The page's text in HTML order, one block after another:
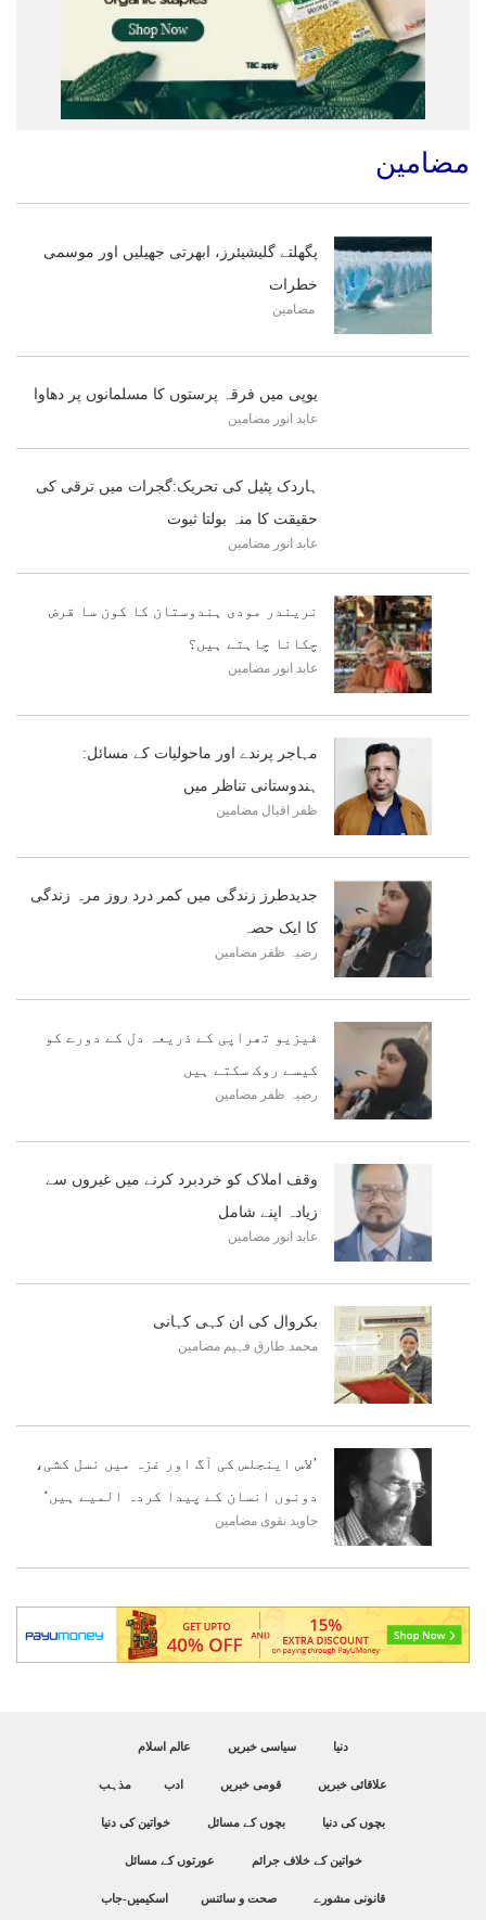
مضامین
پگھلتے گلیشیئرز، ابھرتی جھیلیں اور موسمی
خطرات
مضامین
یوپی میں فرقہ پرستوں کا مسلمانوں پر دھاوا
عابد انور مضامین
ہاردک پٹیل کی تحریک:گجرات میں ترقی کی
حقیقت کا منہ بولتا ثبوت
عابد انور مضامین
نریندر مودی ہندوستان کا کون سا قرض
چکانا چاہتے ہیں؟
عابد انور مضامین
مہاجر پرندے اور ماحولیات کے مسائل:
ہندوستانی تناظر میں
ظفر اقبال مضامین
جدیدطرز زندگی میں کمر درد روز مرہ زندگی
کا ایک حصہ
رضیہ ظفر مضامین
فیزیو تھراپی کے ذریعہ دل کے دورے کو
کیسے روک سکتے ہیں
رضیہ ظفر مضامین
وقف املاک کو خردبرد کرنے میں غیروں سے
زیادہ اپنے شامل
عابد انور مضامین
بکروال کی ان کہی کہانی
محمد طارق فہیم مضامین
’لاس اینجلس کی آگ اور غزہ میں نسل کشی،
دونوں انسان کے پیدا کردہ المیے ہیں‘
جاوید نقوی مضامین
دنیا سیاسی خبریں عالم اسلام
علاقائی خبریں قومی خبریں ادب مذہب
بچوں کی دنیا بچوں کے مسائل خواتین کی دنیا
خواتین کے خلاف جرائم عورتوں کے مسائل
قانونی مشورے صحت و سائنس اسکیمیں-جاب